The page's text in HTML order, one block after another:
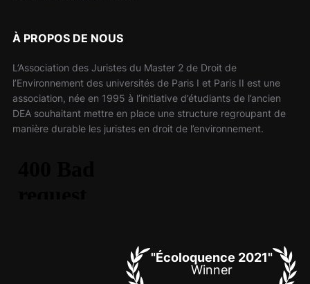
À PROPOS DE NOUS
L’Association des Juristes du Master 2 de Droit de
l’Environnement des universités de Paris I et Paris II est une
association, née en 1995 à l’initiative d’étudiants de l’ancien
DEA souhaitant mettre en place une structure regroupant de
manière durable les juristes en droit de l’environnement.
"Écoloquence 2021"
Winner